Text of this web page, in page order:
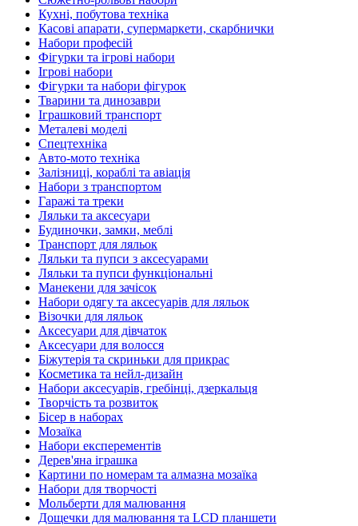
Кухні, побутова техніка
Касові апарати, супермаркети, скарбнички
Набори професій
Фігурки та ігрові набори
Ігрові набори
Фігурки та набори фігурок
Тварини та динозаври
Іграшковий транспорт
Металеві моделі
Спецтехніка
Авто-мото техніка
Залізниці, кораблі та авіація
Набори з транспортом
Гаражі та треки
Ляльки та аксесуари
Будиночки, замки, меблі
Транспорт для ляльок
Ляльки та пупси з аксесуарами
Ляльки та пупси функціональні
Манекени для зачісок
Набори одягу та аксесуарів для ляльок
Візочки для ляльок
Аксесуари для дівчаток
Аксесуари для волосся
Біжутерія та скриньки для прикрас
Косметика та нейл-дизайн
Набори аксесуарів, гребінці, дзеркальця
Творчість та розвиток
Бісер в наборах
Мозаїка
Набори експерементів
Дерев'яна іграшка
Картини по номерам та алмазна мозаїка
Набори для творчості
Мольберти для малювання
Дощечки для малювання та LCD планшети